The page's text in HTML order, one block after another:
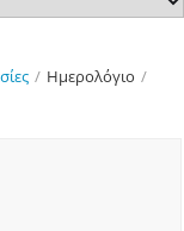
/ Ημερολόγιο /